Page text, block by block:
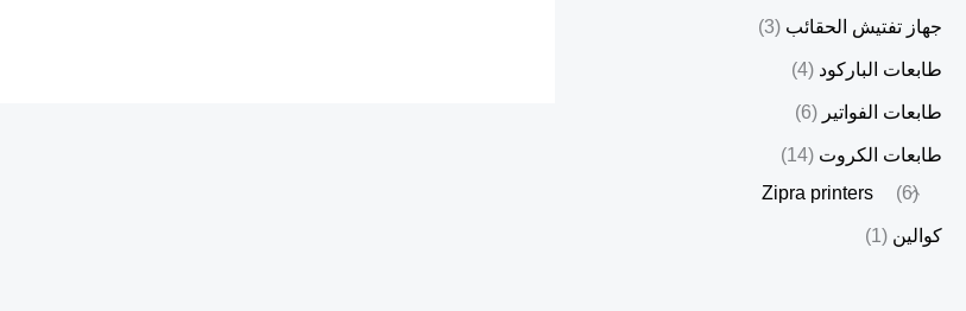
جهاز تفتيش الحقائب (3)
طابعات الباركود (4)
طابعات الفواتير (6)
طابعات الكروت (14)
Zipra printers
(6)
كوالين (1)